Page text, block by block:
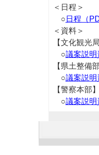
＜日程＞
○ 日程（
＜資料＞
【文化観光局
○議案説明
【県土整備部
○議案説明
【警察本部】
○議案説明